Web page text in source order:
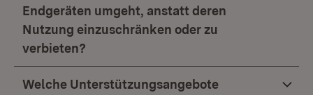
Endgeräten umgeht, anstatt deren
Nutzung einzuschränken oder zu
verbieten?
Welche Unterstützungsangebote